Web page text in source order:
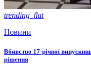
trending_flat
Новини
Вбивство 17-річної
рішення